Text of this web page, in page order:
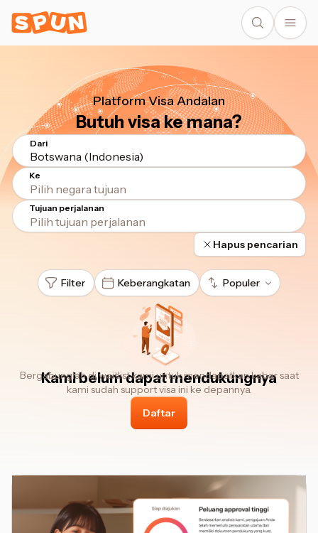
Platform Visa Andalan
Butuh visa ke mana?
Dari
Botswana (Indonesia)
Ke
Tujuan perjalanan
Hapus pencarian
Filter Keberangkatan Populer
Kami belum dapat mendukungnya
Bergabunglah di waitlist kami untuk mendapatkan kabar saat
kami sudah support visa ini ke depannya.
Daftar